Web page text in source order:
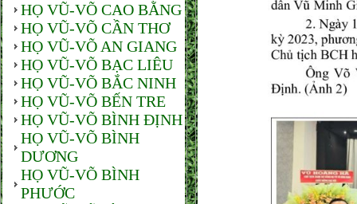
HỌ VŨ-VÕ CAO BẰNG
HỌ VŨ-VÕ CẦN THƠ
HỌ VŨ-VÕ AN GIANG
HỌ VŨ-VÕ BẠC LIÊU
HỌ VŨ-VÕ BẮC NINH
HỌ VŨ-VÕ BẾN TRE
HỌ VŨ-VÕ BÌNH ĐỊNH
HỌ VŨ-VÕ BÌNH
DƯƠNG
HỌ VŨ-VÕ BÌNH
PHƯỚC